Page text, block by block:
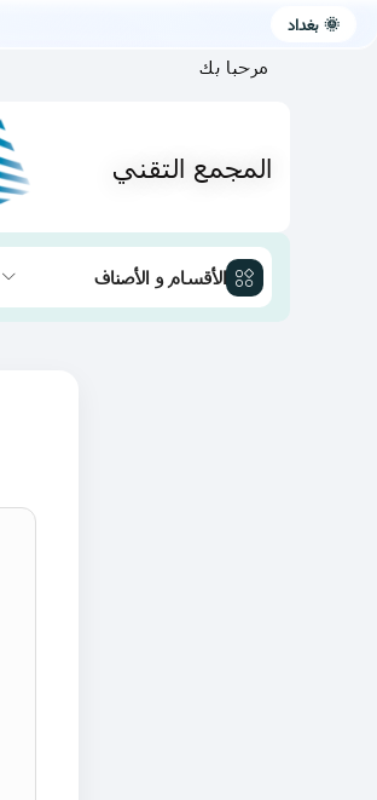
🌞 بغداد
مرحبا بك
المجمع التقني
الأقسام و الأصناف